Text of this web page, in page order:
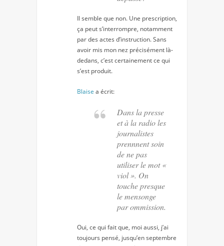
Il semble que non. Une prescription,
ça peut s’interrompre, notamment
par des actes d’instruction. Sans
avoir mis mon nez précisément là-
dedans, c’est certainement ce qui
s’est produit.
Blaise a écrit:
Dans la presse
et à la radio les
journalistes
prennnent soin
de ne pas
utiliser le mot «
viol ». On
touche presque
le mensonge
par ommission.
Oui, ce qui fait que, moi aussi, j’ai
toujours pensé, jusqu’en septembre